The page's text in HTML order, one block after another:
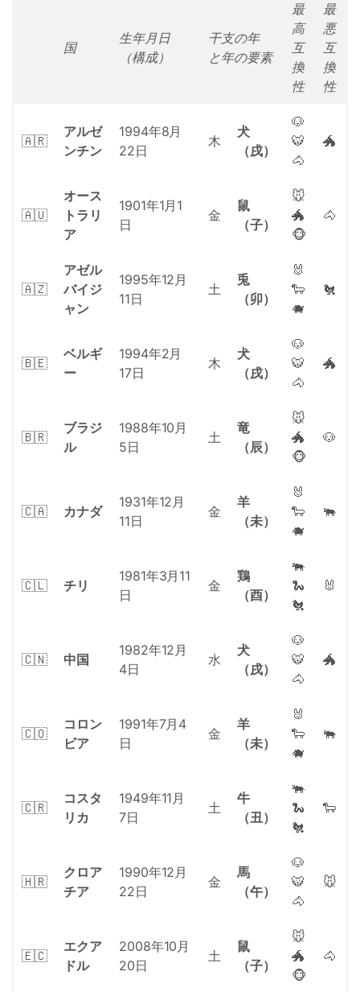
国
生年月日
（構成）
干支の年
と年の要素
最
高
互
換
性
最
悪
互
換
性
🇦🇷
アルゼ
ンチン
1994年8月
22日
木
犬
（戌）
🐶
🐯
🐴
🐲
🇦🇺
オース
トラリ
ア
1901年1月1
日
金
鼠
（子）
🐭
🐲
🐵
🐴
🇦🇿
アゼル
バイジ
ャン
1995年12月
11日
土
兎
（卯）
🐰
🐑
🐗
🐔
🇧🇪
ベルギ
ー
1994年2月
17日
木
犬
（戌）
🐶
🐯
🐴
🐲
🇧🇷
ブラジ
ル
1988年10月
5日
土
竜
（辰）
🐭
🐲
🐵
🐶
🇨🇦 カナダ
1931年12月
11日
金
羊
（未）
🐰
🐑
🐗
🐃
🇨🇱 チリ
1981年3月11
日
金
鶏
（酉）
🐃
🐍
🐔
🐰
🇨🇳 中国
1982年12月
4日
水
犬
（戌）
🐶
🐯
🐴
🐲
🇨🇴
コロン
ビア
1991年7月4
日
金
羊
（未）
🐰
🐑
🐗
🐃
🇨🇷
コスタ
リカ
1949年11月
7日
土
牛
（丑）
🐃
🐍
🐔
🐑
🇭🇷
クロア
チア
1990年12月
22日
金
馬
（午）
🐶
🐯
🐴
🐭
🇪🇨
エクア
ドル
2008年10月
20日
土
鼠
（子）
🐭
🐲
🐵
🐴